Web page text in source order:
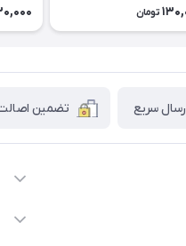
تومان
سریع تضمین اصالت